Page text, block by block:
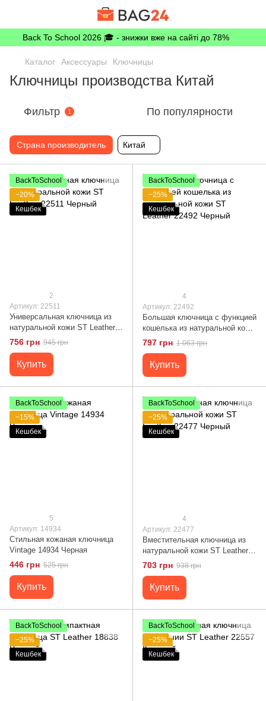
Back To School 2026 🎓 - знижки вже на сайті до 78%
Каталог Аксессуары Ключницы
Ключницы производства Китай
Фильтр 1 По популярности
Страна производитель Китай
BackToSchool
−20%
Кешбек
2
Артикул: 22511
Универсальная ключница из
натуральной кожи ST Leather
22511 Черный
756 грн 945 грн
Купить
BackToSchool
−25%
Кешбек
4
Артикул: 22492
Большая ключница с функцией
кошелька из натуральной кожи
ST Leather 22492 Черный
797 грн 1 063 грн
Купить
BackToSchool
−15%
Кешбек
5
Артикул: 14934
Стильная кожаная ключница
Vintage 14934 Черная
446 грн 525 грн
Купить
BackToSchool
−25%
Кешбек
4
Артикул: 22477
Вместительная ключница из
натуральной кожи ST Leather
22477 Черный
703 грн 938 грн
Купить
BackToSchool
−25%
Кешбек
BackToSchool
−25%
Кешбек